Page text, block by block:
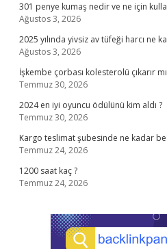
301 penye kumaş nedir ve ne için
Ağustos 3, 2026
2025 yılında yivsiz av tüfeği harcı ne
Ağustos 3, 2026
İşkembe çorbası kolesterolü çıkarır
Temmuz 30, 2026
2024 en iyi oyuncu ödülünü kim aldı ?
Temmuz 30, 2026
Kargo teslimat şubesinde ne kadar
Temmuz 24, 2026
1200 saat kaç ?
Temmuz 24, 2026